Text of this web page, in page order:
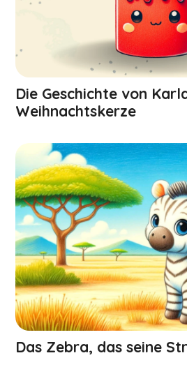
Die Geschichte von
Weihnachts­kerze
Das Zebra, das seine